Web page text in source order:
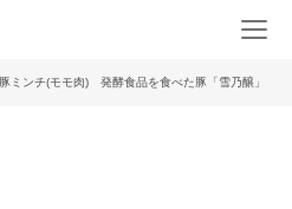
豚ミンチ(モモ肉) 発酵食品を食べた豚「雪乃醸」